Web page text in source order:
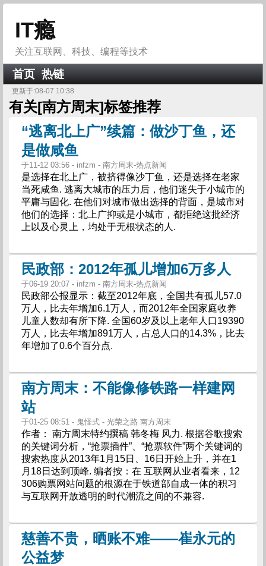
IT瘾
关注互联网、科技、编程等技术
首页 热链
更新于:08-07 10:38
有关[南方周末]标签推荐
“逃离北上广”续篇：做沙丁鱼，还
是做咸鱼
于11-12 03:56 - infzm - 南方周末-热点新闻
是选择在北上广，被挤得像沙丁鱼，还是选择在老家
当死咸鱼. 逃离大城市的压力后，他们迷失于小城市的
平庸与固化. 在他们对城市做出选择的背面，是城市对
他们的选择：北上广抑或是小城市，都拒绝这批经济
上以及心灵上，均处于无根状态的人.
民政部：2012年孤儿增加6万多人
于06-19 20:07 - infzm - 南方周末-热点新闻
民政部公报显示：截至2012年底，全国共有孤儿57.0
万人，比去年增加6.1万人，而2012年全国家庭收养
儿童人数却有所下降. 全国60岁及以上老年人口19390
万人，比去年增加891万人，占总人口的14.3%，比去
年增加了0.6个百分点.
南方周末：不能像修铁路一样建网
站
于01-25 08:51 - 鬼怪式 - 光荣之路 南方周末
作者： 南方周末特约撰稿 韩冬梅 风力. 根据谷歌搜索
的关键词分析，“抢票插件”、“抢票软件”两个关键词的
搜索热度从2013年1月15日、16日开始上升，并在1
月18日达到顶峰. 编者按：在 互联网从业者看来，12
306购票网站问题的根源在于铁道部自成一体的积习
与互联网开放透明的时代潮流之间的不兼容.
慈善不贵，晒账不难——崔永元的
公益梦